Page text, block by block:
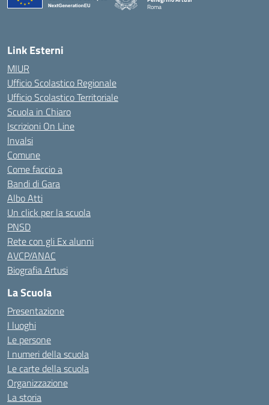
Roma
Link Esterni
MIUR
Ufficio Scolastico Regionale
Ufficio Scolastico Territoriale
Scuola in Chiaro
Iscrizioni On Line
Invalsi
Comune
Come faccio a
Bandi di Gara
Albo Atti
Un click per la scuola
PNSD
Rete con gli Ex alunni
AVCP/ANAC
Biografia Artusi
La Scuola
Presentazione
I luoghi
Le persone
I numeri della scuola
Le carte della scuola
Organizzazione
La storia